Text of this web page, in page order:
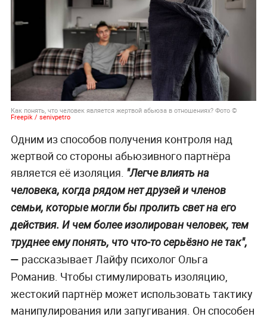
Как понять, что человек является жертвой абьюза в отношениях? Фото ©
Freepik / senivpetro
Одним из способов получения контроля над
жертвой со стороны абьюзивного партнёра
является её изоляция. "Легче влиять на
человека, когда рядом нет друзей и членов
семьи, которые могли бы пролить свет на его
действия. И чем более изолирован человек, тем
труднее ему понять, что что-то серьёзно не так",
— рассказывает Лайфу психолог Ольга
Романив. Чтобы стимулировать изоляцию,
жестокий партнёр может использовать тактику
манипулирования или запугивания. Он способен